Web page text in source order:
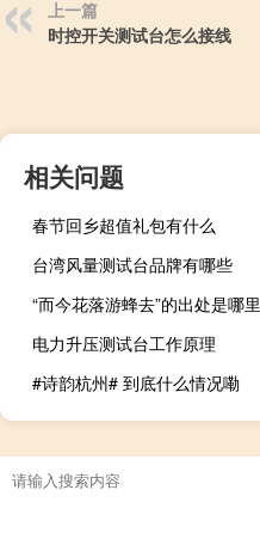
上一篇
时控开关测试台怎么接线
相关问题
春节回乡超值礼包有什么
台湾风量测试台品牌有哪些
“而今花落游蜂去”的出处是哪里
电力升压测试台工作原理
#诗韵杭州# 到底什么情况嘞